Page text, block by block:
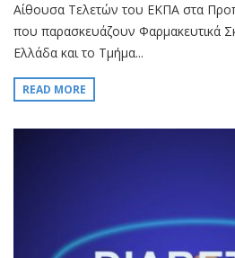
Αίθουσα Τελετών του ΕΚΠΑ στα
που παρασκευάζουν Φαρμακευτικά
Ελλάδα και το Τμήμα...
READ MORE